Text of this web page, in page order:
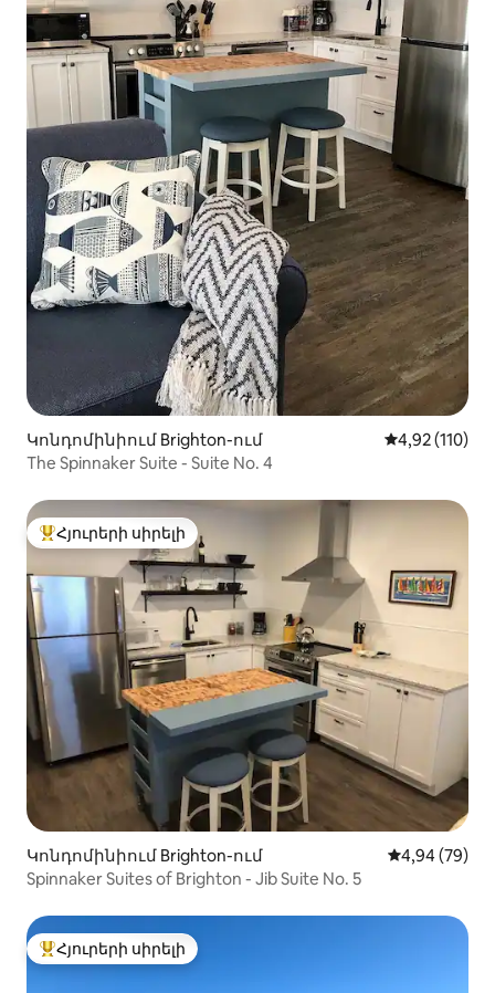
Կոնդոմինիում Brighton-ում Միջին
4,92 (110)
The Spinnaker Suite - Suite No. 4
Հյուրերի սիրելի լավագույն տները
Հյուրերի սիրելի
Կոնդոմինիում Brighton-ում Միջին
4,94 (79)
Spinnaker Suites of Brighton - Jib Suite No. 5
Հյուրերի սիրելի լավագույն տները
Հյուրերի սիրելի